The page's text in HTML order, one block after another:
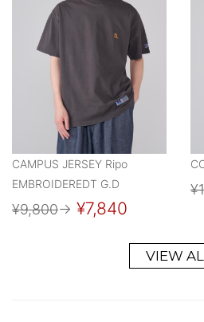
CAMPUS JERSEY Ripo
EMBROIDEREDT G.D
¥9,800→ ¥7,840
VIEW